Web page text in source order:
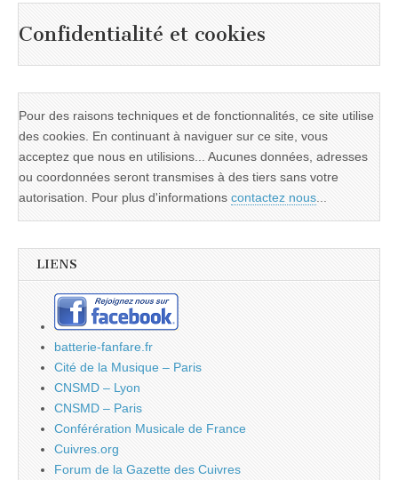
Confidentialité et cookies
Pour des raisons techniques et de fonctionnalités, ce site utilise
des cookies. En continuant à naviguer sur ce site, vous
acceptez que nous en utilisions... Aucunes données, adresses
ou coordonnées seront transmises à des tiers sans votre
autorisation. Pour plus d'informations contactez nous...
LIENS
batterie-fanfare.fr
Cité de la Musique – Paris
CNSMD – Lyon
CNSMD – Paris
Conférération Musicale de France
Cuivres.org
Forum de la Gazette des Cuivres